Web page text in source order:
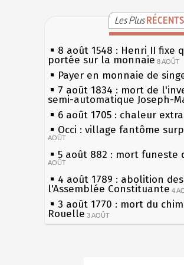
Les PlusRÉCENTS
8 août 1548 : Henri II fixe
portée sur la monnaie 8 AOÛT
Payer en monnaie de
7 août 1834 : mort de
semi-automatique Joseph-
6 août 1705 : chaleur
Occi : village fantôme
AOÛT
5 août 882 : mort funeste
AOÛT
4 août 1789 : abolition
l'Assemblée Constituante 4
3 août 1770 : mort du
Rouelle 3 AOÛT
Musée Jean de La